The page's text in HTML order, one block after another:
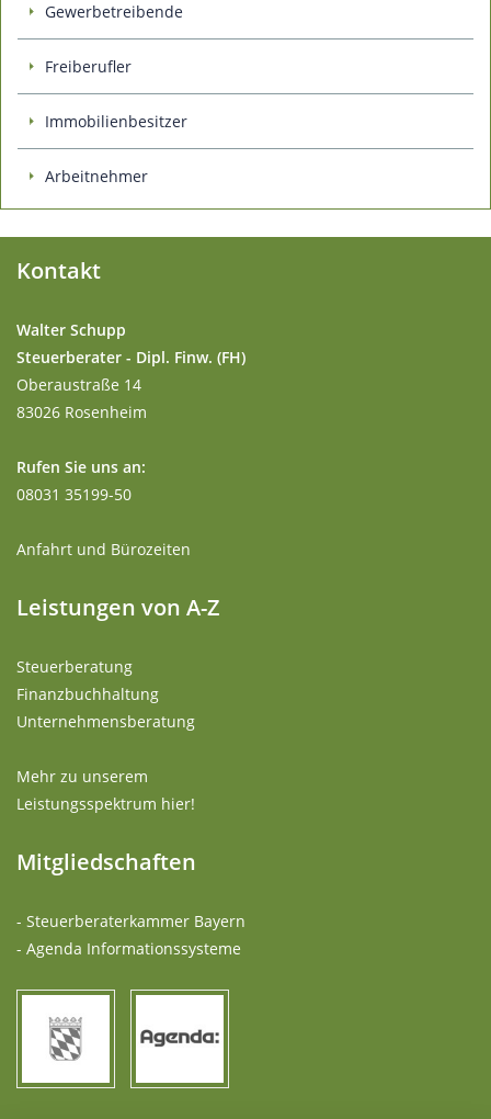
Gewerbetreibende
Freiberufler
Immobilienbesitzer
Arbeitnehmer
Kontakt
Walter Schupp
Steuerberater - Dipl. Finw. (FH)
Oberaustraße 14
83026 Rosenheim
Rufen Sie uns an:
08031 35199-50
Anfahrt und Bürozeiten
Leistungen von A-Z
Steuerberatung
Finanzbuchhaltung
Unternehmensberatung
Mehr zu unserem
Leistungsspektrum hier!
Mitgliedschaften
- Steuerberaterkammer Bayern
- Agenda Informationssysteme